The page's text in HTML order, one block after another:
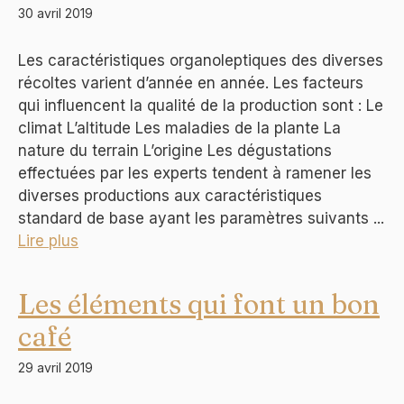
30 avril 2019
Les caractéristiques organoleptiques des diverses
récoltes varient d’année en année. Les facteurs
qui influencent la qualité de la production sont : Le
climat L’altitude Les maladies de la plante La
nature du terrain L’origine Les dégustations
effectuées par les experts tendent à ramener les
diverses productions aux caractéristiques
standard de base ayant les paramètres suivants ...
Lire plus
Les éléments qui font un bon
café
29 avril 2019